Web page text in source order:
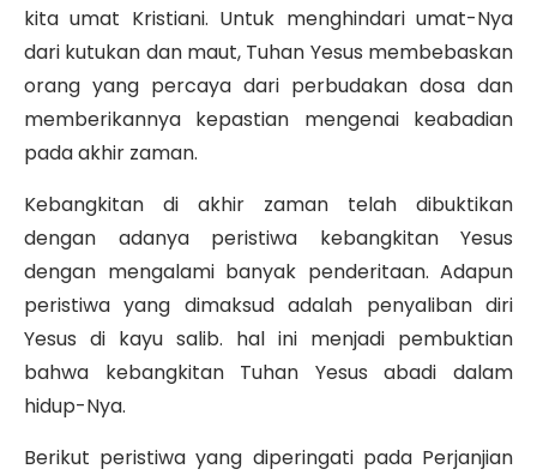
kita umat Kristiani. Untuk menghindari umat-Nya
dari kutukan dan maut, Tuhan Yesus membebaskan
orang yang percaya dari perbudakan dosa dan
memberikannya kepastian mengenai keabadian
pada akhir zaman.
Kebangkitan di akhir zaman telah dibuktikan
dengan adanya peristiwa kebangkitan Yesus
dengan mengalami banyak penderitaan. Adapun
peristiwa yang dimaksud adalah penyaliban diri
Yesus di kayu salib. hal ini menjadi pembuktian
bahwa kebangkitan Tuhan Yesus abadi dalam
hidup-Nya.
Berikut peristiwa yang diperingati pada Perjanjian